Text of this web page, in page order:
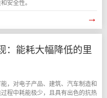
安全性。
→
：能耗大幅降低的里
，对电子产品、建筑、汽车制造和
程中耗能极少，且具有出色的抗热